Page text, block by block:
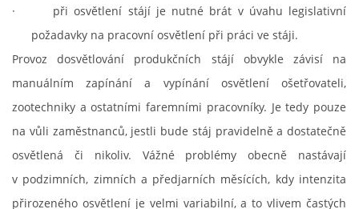
·
při osvětlení stájí je nutné brát v úvahu legislativní
požadavky na pracovní osvětlení při práci ve stáji.
Provoz dosvětlování produkčních stájí obvykle závisí na
manuálním zapínání a vypínání osvětlení ošetřovateli,
zootechniky a ostatními faremními pracovníky. Je tedy pouze
na vůli zaměstnanců, jestli bude stáj pravidelně a dostatečně
osvětlená či nikoliv. Vážné problémy obecně nastávají
v podzimních, zimních a předjarních měsících, kdy intenzita
přirozeného osvětlení je velmi variabilní, a to vlivem častých